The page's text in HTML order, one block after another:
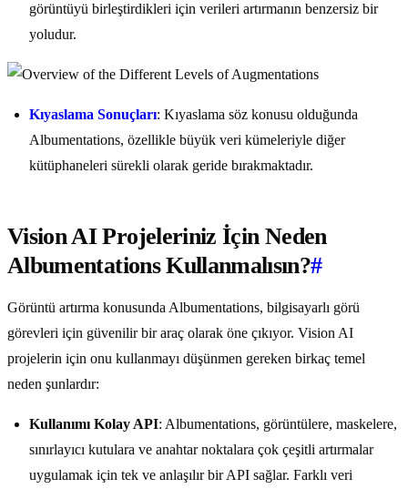
görüntüyü birleştirdikleri için verileri artırmanın benzersiz bir
yoludur.
Kıyaslama Sonuçları: Kıyaslama söz konusu olduğunda
Albumentations, özellikle büyük veri kümeleriyle diğer
kütüphaneleri sürekli olarak geride bırakmaktadır.
Vision AI Projeleriniz İçin Neden
Albumentations Kullanmalısın?#
Görüntü artırma konusunda Albumentations, bilgisayarlı görü
görevleri için güvenilir bir araç olarak öne çıkıyor. Vision AI
projelerin için onu kullanmayı düşünmen gereken birkaç temel
neden şunlardır:
Kullanımı Kolay API: Albumentations, görüntülere, maskelere,
sınırlayıcı kutulara ve anahtar noktalara çok çeşitli artırmalar
uygulamak için tek ve anlaşılır bir API sağlar. Farklı veri